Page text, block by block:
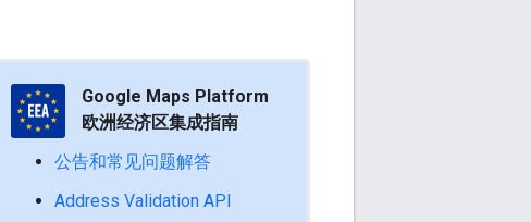
Google Maps Platform
欧洲经济区集成指南
公告和常见问题解答
Address Validation API